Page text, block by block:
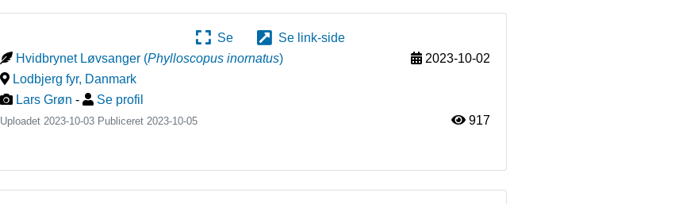
Se
Se link-side
Hvidbrynet Løvsanger (Phylloscopus inornatus)
2023-10-02
Lodbjerg fyr, Danmark
Lars Grøn - Se profil
Uploadet 2023-10-03 Publiceret2023-10-05 917